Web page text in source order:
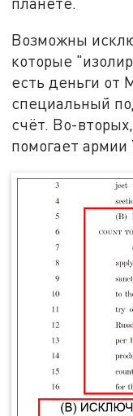
Возможны
которые
есть деньги от
специальный
счёт. Во-
помогает армии